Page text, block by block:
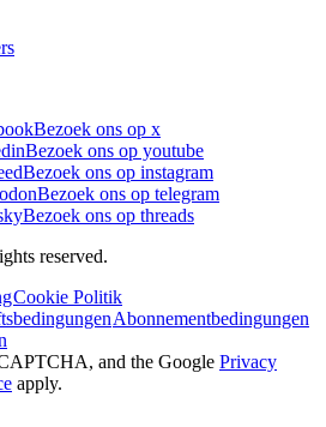
Bezoek ons op x
Bezoek ons op youtube
Bezoek ons op instagram
Bezoek ons op telegram
Bezoek ons op threads
reserved.
Cookie Politik
Abonnementbedingungen
and the Google Privacy
apply.